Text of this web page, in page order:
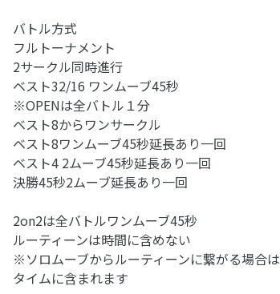
バトル方式
フルトーナメント
2サークル同時進行
ベスト32/16 ワンムーブ45秒
※OPENは全バトル１分
ベスト8からワンサークル
ベスト8ワンムーブ45秒延長あり一回
ベスト4 2ムーブ45秒延長あり一回
決勝45秒2ムーブ延長あり一回
2on2は全バトルワンムーブ45秒
ルーティーンは時間に含めない
※ソロムーブからルーティーンに繋がる場合は
タイムに含まれます